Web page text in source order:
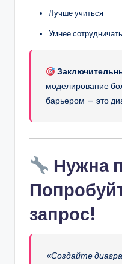
Лучше учиться
Умнее сотрудничать
моделирование
барьером — это
Нужна
запрос!
«Создайте